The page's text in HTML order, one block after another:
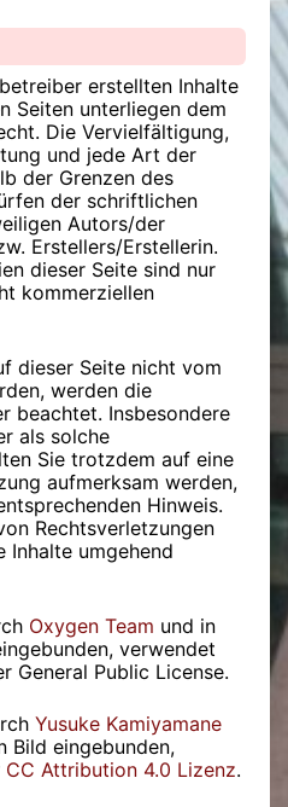
erstellten Inhalte
Seiten unterliegen dem
Die Vervielfältigung,
und jede Art der
der Grenzen des
der schriftlichen
Autors/der
Erstellers/Erstellerin.
dieser Seite sind nur
kommerziellen
dieser Seite nicht vom
werden die
beachtet. Insbesondere
als solche
Sie trotzdem auf eine
aufmerksam werden,
Hinweis.
Rechtsverletzungen
umgehend
Oxygen Team und in
verwendet
General Public License.
Yusuke Kamiyamane
Bild eingebunden,
CC Attribution 4.0 Lizenz.